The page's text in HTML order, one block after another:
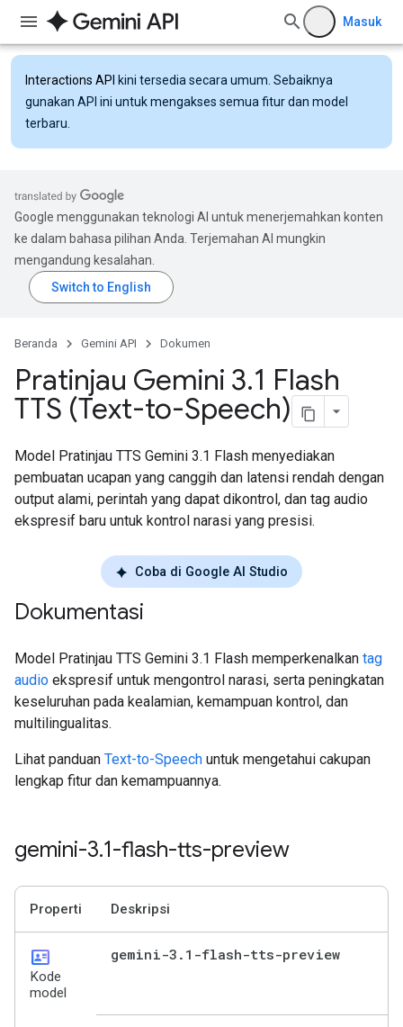
Masuk
Interactions API kini tersedia secara umum. Sebaiknya
gunakan API ini untuk mengakses semua fitur dan model
terbaru.
Google menggunakan teknologi AI untuk menerjemahkan konten
ke dalam bahasa pilihan Anda. Terjemahan AI mungkin
mengandung kesalahan.
Beranda Gemini API Dokumen
Pratinjau Gemini 3.1 Flash
TTS (Text-to-Speech)
Model Pratinjau TTS Gemini 3.1 Flash menyediakan
pembuatan ucapan yang canggih dan latensi rendah dengan
output alami, perintah yang dapat dikontrol, dan tag audio
ekspresif baru untuk kontrol narasi yang presisi.
Coba di Google AI Studio
Dokumentasi
Model Pratinjau TTS Gemini 3.1 Flash memperkenalkan tag
audio ekspresif untuk mengontrol narasi, serta peningkatan
keseluruhan pada kealamian, kemampuan kontrol, dan
multilingualitas.
Lihat panduan Text-to-Speech untuk mengetahui cakupan
lengkap fitur dan kemampuannya.
gemini-3.1-flash-tts-preview
Properti Deskripsi
id_card
Kode
model
gemini-3 . 1-flash-tts-preview